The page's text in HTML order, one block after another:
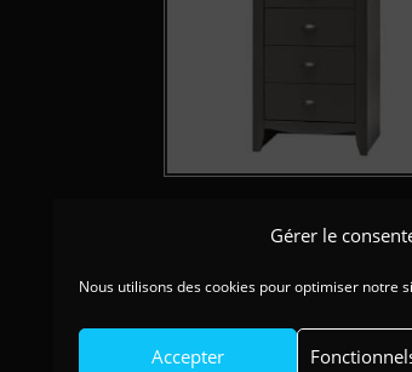
Gérer le
Nous utilisons des cookies pour optimiser notre
Accepter
Chiffonnier 5 tiroirs Dolce Laque